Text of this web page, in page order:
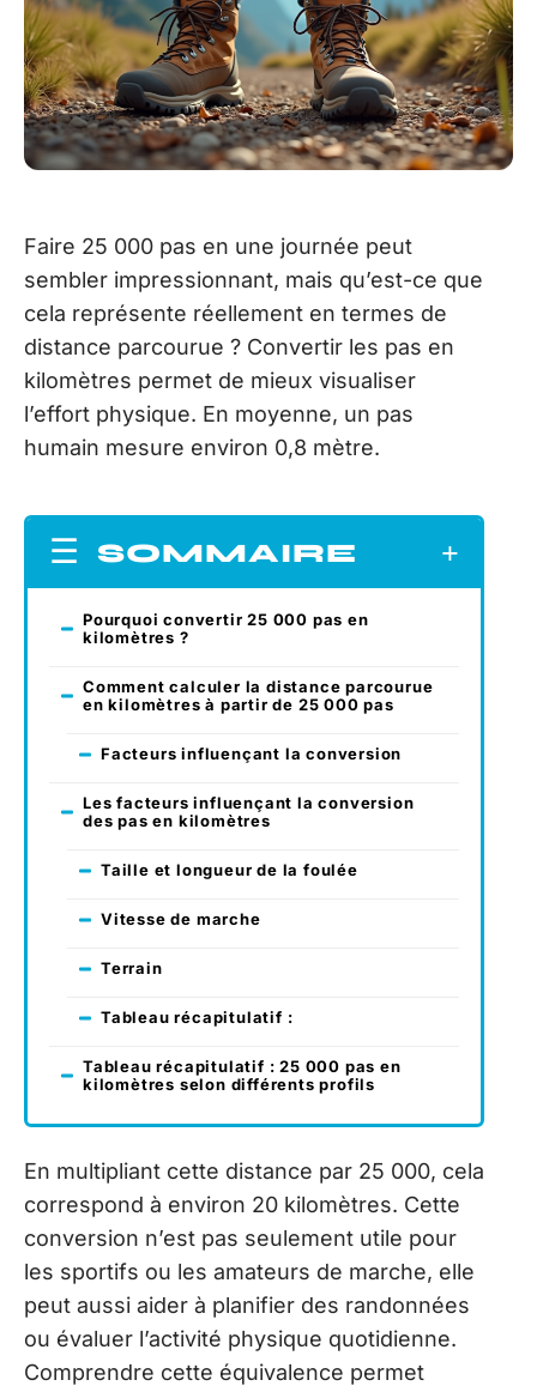
Faire 25 000 pas en une journée peut
sembler impressionnant, mais qu’est-ce que
cela représente réellement en termes de
distance parcourue ? Convertir les pas en
kilomètres permet de mieux visualiser
l’effort physique. En moyenne, un pas
humain mesure environ 0,8 mètre.
SOMMAIRE
Pourquoi convertir 25 000 pas en
kilomètres ?
Comment calculer la distance parcourue
en kilomètres à partir de 25 000 pas
Facteurs influençant la conversion
Les facteurs influençant la conversion
des pas en kilomètres
Taille et longueur de la foulée
Vitesse de marche
Terrain
Tableau récapitulatif :
Tableau récapitulatif : 25 000 pas en
kilomètres selon différents profils
En multipliant cette distance par 25 000, cela
correspond à environ 20 kilomètres. Cette
conversion n’est pas seulement utile pour
les sportifs ou les amateurs de marche, elle
peut aussi aider à planifier des randonnées
ou évaluer l’activité physique quotidienne.
Comprendre cette équivalence permet